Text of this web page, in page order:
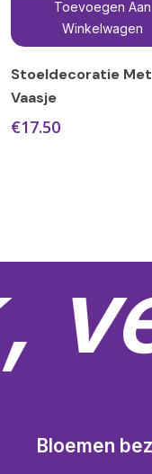
Toevoegen Aan
Winkelwagen
Stoeldecoratie Met
Vaasje
€17.50
Bloemen